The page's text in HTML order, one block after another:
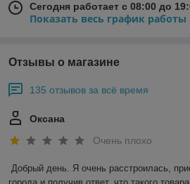
Сегодня работает с 08:00 до
Показать весь график работы
Отзывы о магазине
135 отзывов за всё время
Оксана
Очень плохо
Добрый день. Я очень расстроилась,